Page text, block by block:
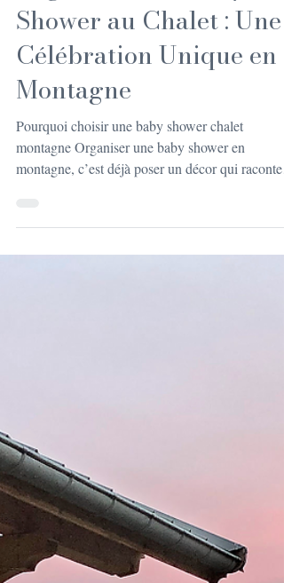
Organiser une Baby
Shower au Chalet : Une
Célébration Unique en
Montagne
Pourquoi choisir une baby shower chalet
une histoire. En choisissant un chalet, vous créez
un sentiment de parenthèse hors du temps,